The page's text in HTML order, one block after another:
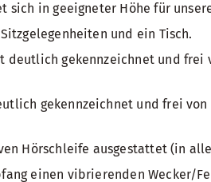
sich in geeigneter Höhe für
und ein Tisch.
deutlich gekennzeichnet und
gekennzeichnet und frei
Hörschleife ausgestattet (in
einen vibrierenden Wecker/